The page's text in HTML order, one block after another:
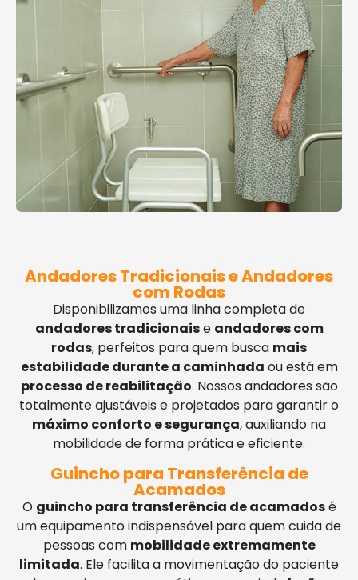
Andadores Tradicionais e Andadores
com Rodas
Disponibilizamos uma linha completa de
andadores tradicionaise andadores com
rodas, perfeitos para quem busca mais
estabilidade durante a caminhada ou está em
processo de reabilitação. Nossos andadores são
totalmente ajustáveis e projetados para garantir o
máximo conforto e segurança, auxiliando na
mobilidade de forma prática e eficiente.
Guincho para Transferência de
Acamados
O guincho para transferência de acamadosé
um equipamento indispensável para quem cuida de
pessoas com mobilidade extremamente
limitada. Ele facilita a movimentação do paciente